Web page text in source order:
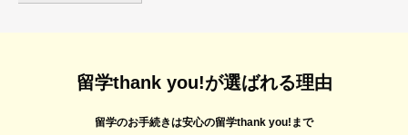
留学thank you!が選ばれる理由
留学のお手続きは安心の留学thank you!まで